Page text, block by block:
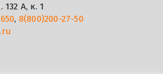
А, к. 1
, 8(800)200-27-50